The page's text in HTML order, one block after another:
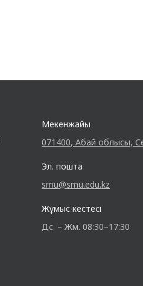
Мекенжайы
071400, Абай облысы,
Эл. пошта
smu@smu.edu.kz
Жұмыс кестесі
Дс. – Жм. 08:30–17:30